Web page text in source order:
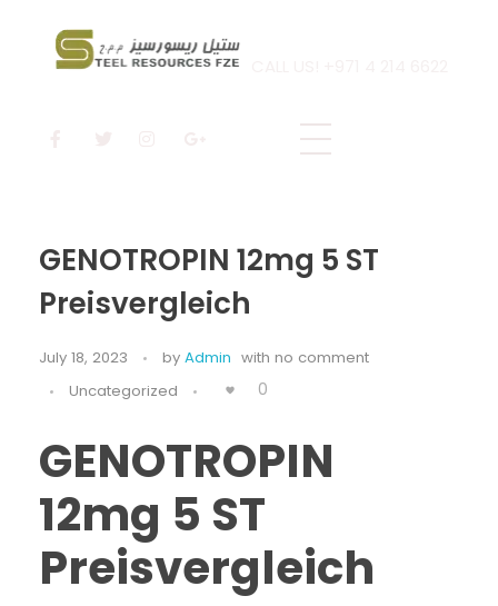
GENOTROPIN 12mg 5 ST
Preisvergleich
July 18, 2023 by Admin with no comment
Uncategorized
0
GENOTROPIN
12mg 5 ST
Preisvergleich